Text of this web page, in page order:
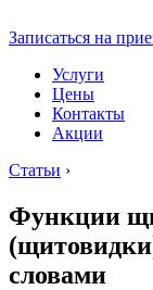
Записаться на
Услуги
Цены
Контакты
Акции
Статьи ›
Функции
словами